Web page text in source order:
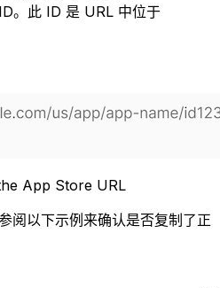
。此 ID 是 URL 中位于
App Store URL
阅以下示例来确认是否复制了正